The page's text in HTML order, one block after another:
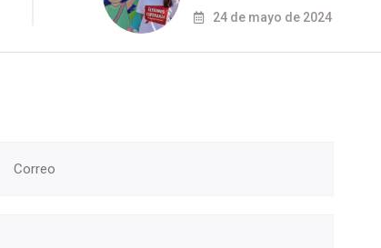
24 de mayo de 2024